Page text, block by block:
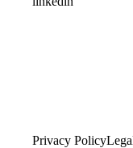
Privacy Policy